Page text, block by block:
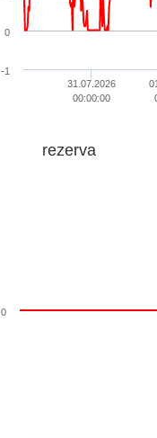
31.07.2026
00:00:00
-1
0
rezerva
0